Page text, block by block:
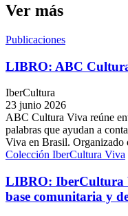
Ver más
Publicaciones
LIBRO: ABC
IberCultura
23 junio 2026
ABC Cultura Viva reúne
palabras que ayudan a
Viva en Brasil.
Colección IberCultura Viva
LIBRO: IberCultura
base comunitaria y